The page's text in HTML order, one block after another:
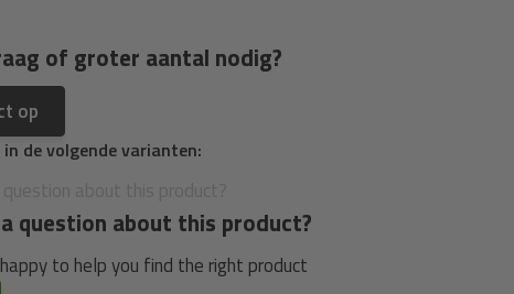
of groter aantal nodig?
op
de volgende varianten:
question about this product?
to help you find the right product